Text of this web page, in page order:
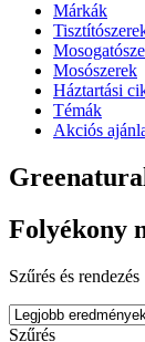
Márkák
Mosószerek
Háztartási
Témák
Akciós
Folyékony
Szűrés és rendezés
Szűrés